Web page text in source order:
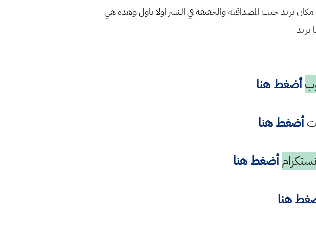
مكان تريد حيث المصداقية والحقيقة في النشر اولا باول وهذه هي
تريد
أضغط هنا
أضغط هنا
أضغط هنا
هنا